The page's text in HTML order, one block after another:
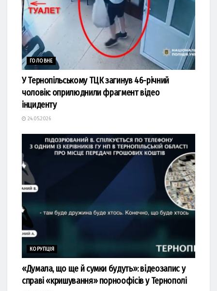
ГОЛОВНЕ
У Тернопільському ТЦК загинув 46-річний
чоловік: оприлюднили фрагмент відео
інциденту
24.05.2026
КОРУПЦІЯ
«Думала, що ще й сумки будуть»: відеозапис у
справі «кришування» порноофісів у Тернополі